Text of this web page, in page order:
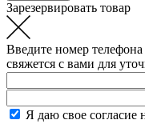
Зарезервировать товар
Введите номер
свяжется с вами для
Я даю свое согласие